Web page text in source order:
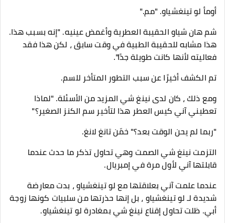
أومأ لو تينغشياو. "مم."
شم هان شياو الحقيبة العطرية وأغمض عينيه. "إنه بسبب هذا.
هذا مشابه للحقيبة الطبية في وقت سابق ، لكن هذا فقد
فعاليته لأنها كانت طويلة جدًا".
تم الكشف أخيرًا عن سبب التطور المتأخر للسم.
ومع ذلك ، كان لدى نينغ شي المزيد من الأسئلة. "لماذا
تعطيني آني كيس العطر هذا لتأخير سم الكنز الصغير؟"
"ربما لم يحن الوقت بعد؟" خمّن تانغ لانغ.
التزمت نينغ شي الصمت وهي تحاول تذكر ما حدث عندما
قابلتها آني لأول مرة في إمبريال.
عندما علمت آني بعلاقتها مع لو تينغشياو ، بدت معارضة
شديدة لـ لو تينغشياو ، بل إنها حذرتها من سلبيات كونها زوجة
أبي. ظلت تحاول إقناع نينغ شي بمغادرة لو تينغشياو.